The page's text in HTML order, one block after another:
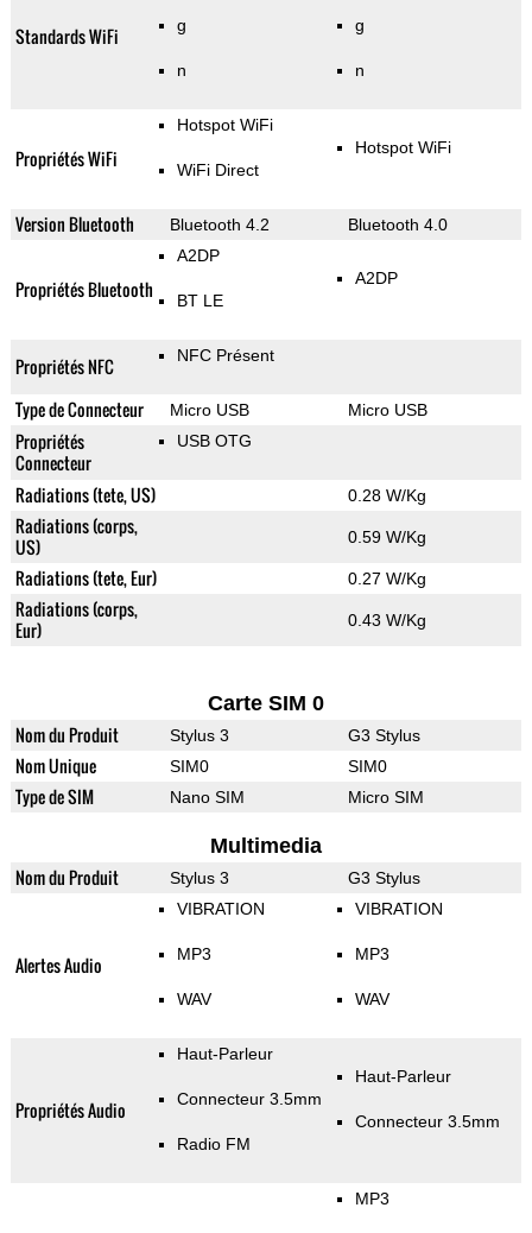
Standards WiFi g
n
g
n
Propriétés WiFi
Hotspot WiFi
WiFi Direct
Hotspot WiFi
Version Bluetooth Bluetooth 4.2 Bluetooth 4.0
Propriétés Bluetooth
A2DP
BT LE
A2DP
Propriétés NFC NFC Présent
Type de Connecteur Micro USB Micro USB
Propriétés
Connecteur
USB OTG
Radiations (tete, US) 0.28 W/Kg
Radiations (corps,
US)
0.59 W/Kg
Radiations (tete, Eur) 0.27 W/Kg
Radiations (corps,
Eur)
0.43 W/Kg
Carte SIM 0
Nom du Produit Stylus 3 G3 Stylus
Nom Unique SIM0 SIM0
Type de SIM Nano SIM Micro SIM
Multimedia
Nom du Produit Stylus 3 G3 Stylus
Alertes Audio
VIBRATION
MP3
WAV
VIBRATION
MP3
WAV
Propriétés Audio
Haut-Parleur
Connecteur 3.5mm
Radio FM
Haut-Parleur
Connecteur 3.5mm
MP3